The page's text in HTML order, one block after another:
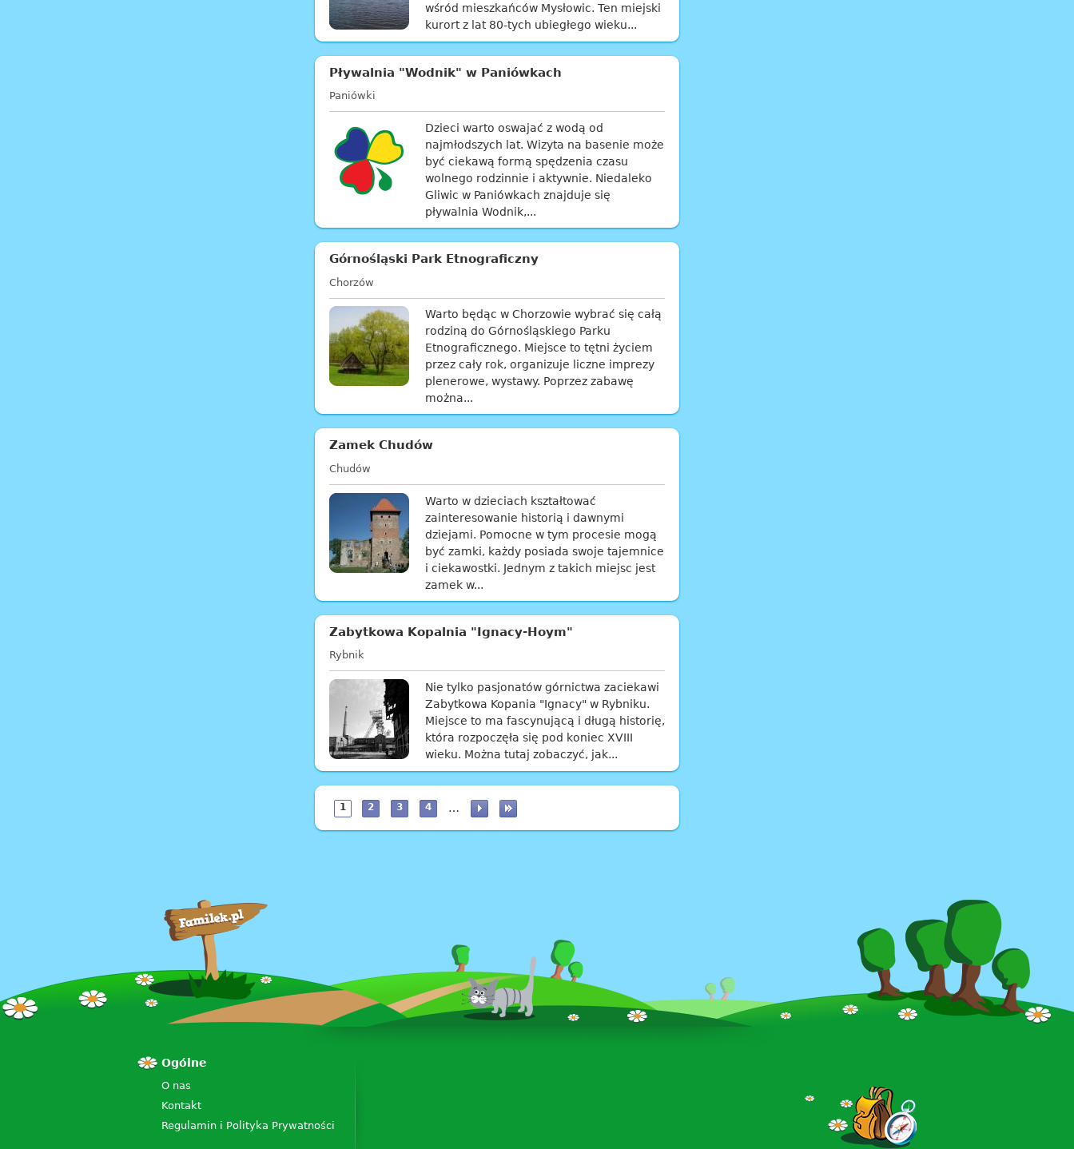
wśród mieszkańców Mysłowic. Ten miejski
kurort z lat 80-tych ubiegłego wieku...
Pływalnia "Wodnik" w Paniówkach
Paniówki
Dzieci warto oswajać z wodą od
najmłodszych lat. Wizyta na basenie może
być ciekawą formą spędzenia czasu
wolnego rodzinnie i aktywnie. Niedaleko
Gliwic w Paniówkach znajduje się
pływalnia Wodnik,...
Górnośląski Park Etnograficzny
Chorzów
Warto będąc w Chorzowie wybrać się całą
rodziną do Górnośląskiego Parku
Etnograficznego. Miejsce to tętni życiem
przez cały rok, organizuje liczne imprezy
plenerowe, wystawy. Poprzez zabawę
można...
Zamek Chudów
Chudów
Warto w dzieciach kształtować
zainteresowanie historią i dawnymi
dziejami. Pomocne w tym procesie mogą
być zamki, każdy posiada swoje tajemnice
i ciekawostki. Jednym z takich miejsc jest
zamek w...
Zabytkowa Kopalnia "Ignacy-Hoym"
Rybnik
Nie tylko pasjonatów górnictwa zaciekawi
Zabytkowa Kopania "Ignacy" w Rybniku.
Miejsce to ma fascynującą i długą historię,
która rozpoczęła się pod koniec XVIII
wieku. Można tutaj zobaczyć, jak...
1 2 3 4 …
Ogólne
O nas
Kontakt
Regulamin i Polityka Prywatności